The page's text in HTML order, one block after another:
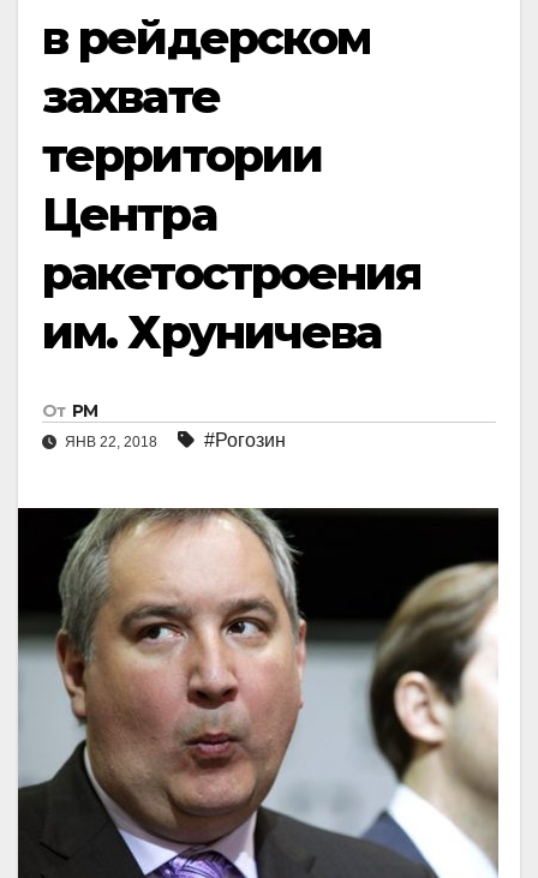
в рейдерском
захвате
территории
Центра
ракетостроения
им. Хруничева
От РМ
ЯНВ 22, 2018 #Рогозин